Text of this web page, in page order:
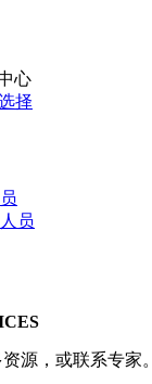
心
择
员
源，或联系专家。